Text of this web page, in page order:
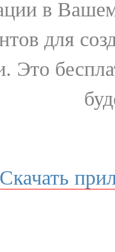
в
для
Это
Скачать